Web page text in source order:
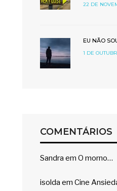
22 DE
EU NÃO
1 DE
COMENTÁRIOS
Sandra em O morno…
isolda em Cine